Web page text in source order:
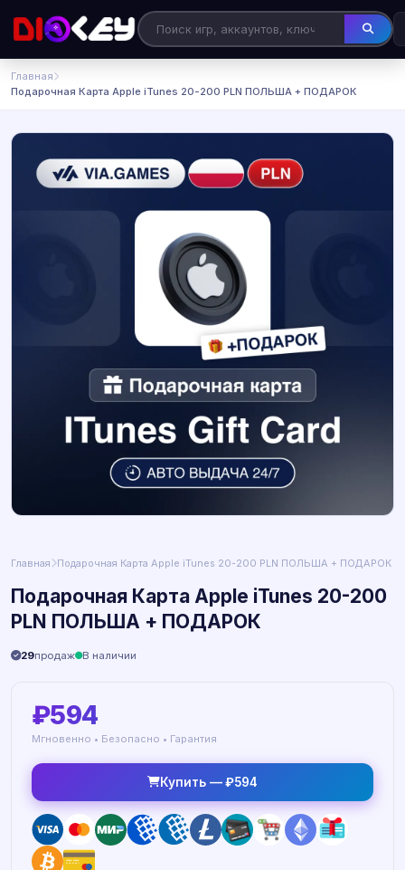
Главная
Подарочная Карта Apple iTunes 20-200 PLN ПОЛЬША + ПОДАРОК
Главная Подарочная Карта Apple iTunes 20-200 PLN ПОЛЬША + ПОДАРОК
Подарочная Карта Apple iTunes 20-200
PLN ПОЛЬША + ПОДАРОК
29продаж В наличии
₽594
Мгновенно • Безопасно • Гарантия
Купить — ₽594